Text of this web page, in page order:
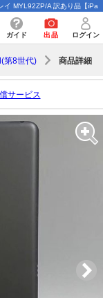
MYL92ZP/A 訳あり品【
ガイド 出品 ログイン
第8世代) 商品詳細
サービス